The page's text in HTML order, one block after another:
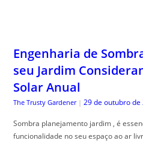
Engenharia de
seu Jardim
Solar Anual
The Trusty Gardener | 29 de outubro de
Sombra planejamento jardim , é
funcionalidade no seu espaço ao ar